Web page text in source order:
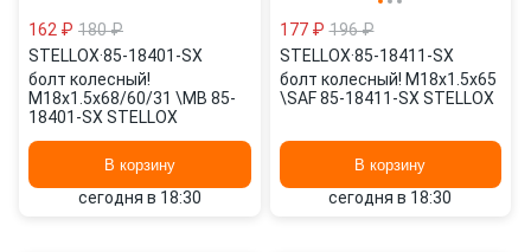
162 ₽ 180 ₽
STELLOX·85-18401-SX
болт колесный!
M18x1.5x68/60/31 \MB 85-
18401-SX STELLOX
В корзину
сегодня в 18:30
177 ₽ 196 ₽
STELLOX·85-18411-SX
болт колесный! M18x1.5x65
\SAF 85-18411-SX STELLOX
В корзину
сегодня в 18:30